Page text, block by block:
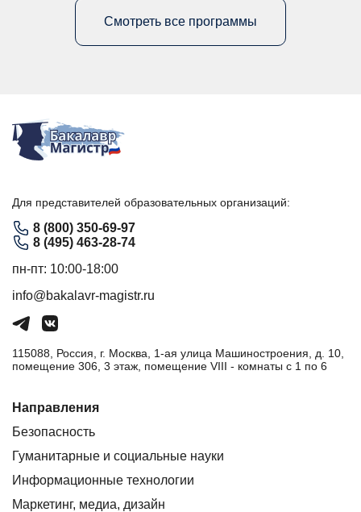
Смотреть все программы
Для представителей образовательных организаций:
8 (800) 350-69-97
8 (495) 463-28-74
пн-пт: 10:00-18:00
info@bakalavr-magistr.ru
115088, Россия, г. Москва, 1-ая улица Машиностроения, д. 10,
помещение 306, 3 этаж, помещение VIII - комнаты с 1 по 6
Направления
Безопасность
Гуманитарные и социальные науки
Информационные технологии
Маркетинг, медиа, дизайн